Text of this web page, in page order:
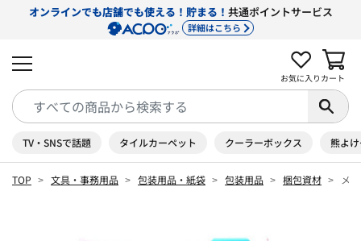
オンラインでも店舗でも使える！貯まる！ 共通ポイントサービス
詳細はこちら
お気に入り カート
TV・SNSで話題 タイルカーペット クーラーボックス 熊よ
TOP 文具・事務用品 包装用品・紙袋 包装用品 梱包資材 メ